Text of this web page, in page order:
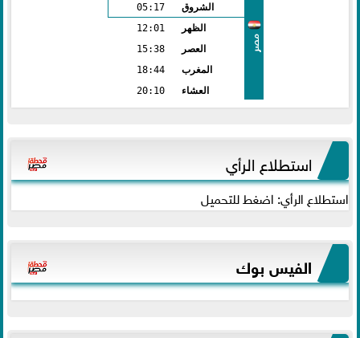
مصر
الشروق
05:17
الظهر
12:01
العصر
15:38
المغرب
18:44
العشاء
20:10
استطلاع الرأي
استطلاع الرأي: اضغط للتحميل
الفيس بوك